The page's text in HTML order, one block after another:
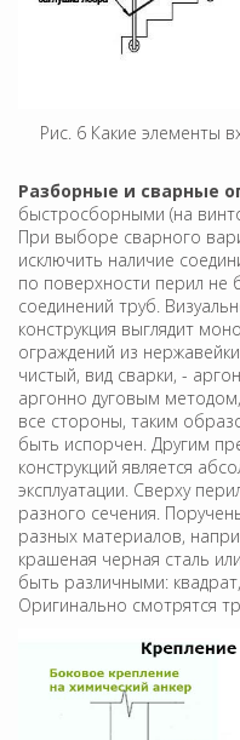
Рис. 6 Какие элементы
Разборные и сварные
быстросборными (на
При выборе сварного
исключить наличие
по поверхности перил не
соединений труб.
конструкция выглядит
ограждений из
чистый, вид сварки, -
аргонно дуговым
все стороны, таким
быть испорчен. Другим
конструкций является
эксплуатации. Сверху
разного сечения.
разных материалов,
крашеная черная сталь
быть различными:
Оригинально смотрятся